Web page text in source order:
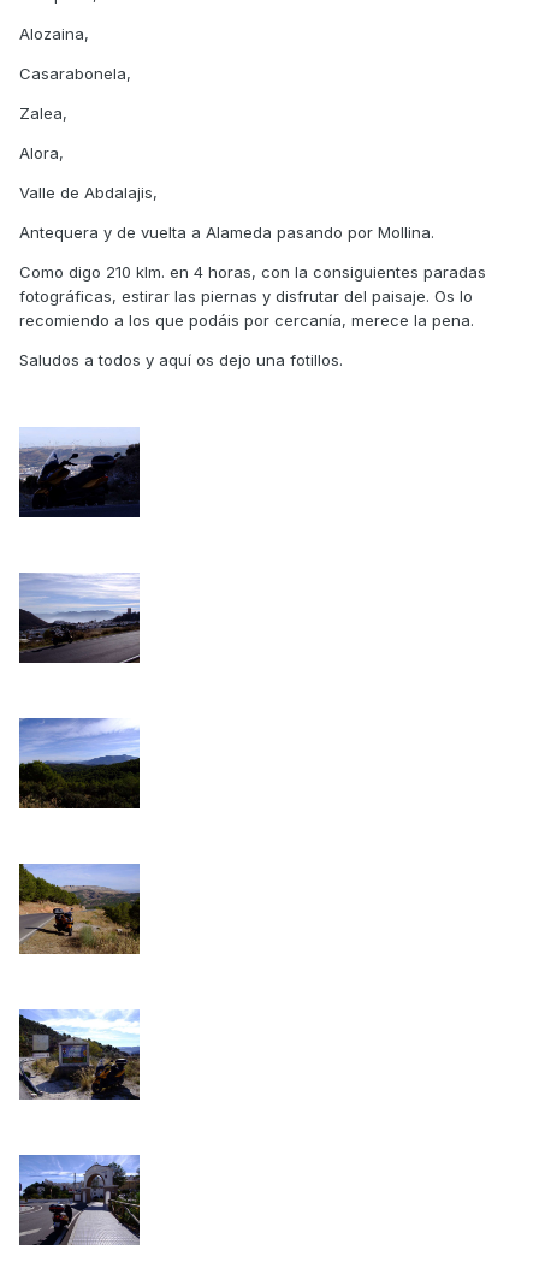
Alozaina,
Casarabonela,
Zalea,
Alora,
Valle de Abdalajis,
Antequera y de vuelta a Alameda pasando por Mollina.
Como digo 210 klm. en 4 horas, con la consiguientes paradas
fotográficas, estirar las piernas y disfrutar del paisaje. Os lo
recomiendo a los que podáis por cercanía, merece la pena.
Saludos a todos y aquí os dejo una fotillos.